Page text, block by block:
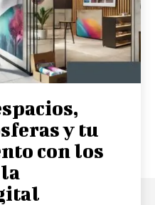
y tu
con los